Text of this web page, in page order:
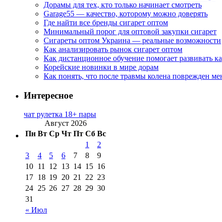
Дорамы для тех, кто только начинает смотреть
Garage55 — качество, которому можно доверять
Где найти все бренды сигарет оптом
Минимальный порог для оптовой закупки сигарет
Сигареты оптом Украина — реальные возможности
Как анализировать рынок сигарет оптом
Как дистанционное обучение помогает развивать
Корейские новинки в мире дорам
Как понять, что после травмы колена поврежден
Интересное
чат рулетка 18+ пары
Август 2026
Пн Вт Ср Чт Пт Сб Вс
« Июл
1
2
3
4 5 6 7 8
9
10 11 12 13 14 15 16
17 18 19 20 21 22 23
24 25 26 27 28 29 30
31